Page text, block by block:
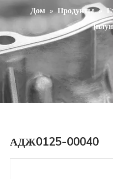
Дом » Продукты »
АДЖ0125-00040